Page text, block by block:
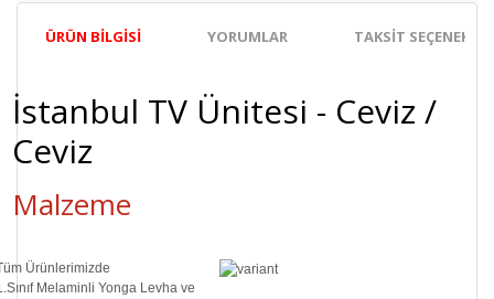
ÜRÜN BILGISI YORUMLAR TAKSIT
İstanbul TV Ünitesi - Ceviz /
Ceviz
Malzeme
Ürünlerimizde
Melaminli Yonga Levha ve